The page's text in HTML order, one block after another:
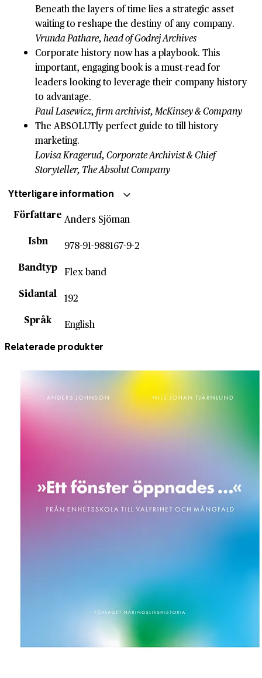
Beneath the layers of time lies a strategic asset
waiting to reshape the destiny of any company.
Vrunda Pathare, head of Godrej Archives
Corporate history now has a playbook. This
important, engaging book is a must-read for
leaders looking to leverage their company history
to advantage.
Paul Lasewicz, firm archivist, McKinsey & Company
The ABSOLUTly perfect guide to till history
marketing.
Lovisa Kragerud, Corporate Archivist & Chief
Storyteller, The Absolut Company
Ytterligare information
Författare Anders Sjöman
Isbn
978-91-988167-9-2
Bandtyp Flex band
Sidantal 192
Språk
English
Relaterade produkter